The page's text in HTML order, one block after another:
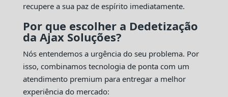
recupere a sua paz de espírito imediatamente.
Por que escolher a Dedetização
da Ajax Soluções?
Nós entendemos a urgência do seu problema. Por
isso, combinamos tecnologia de ponta com um
atendimento premium para entregar a melhor
experiência do mercado: